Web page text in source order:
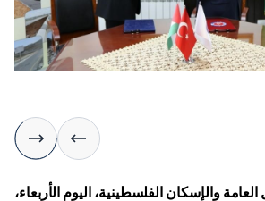
والإسكان الفلسطينية، اليوم الأربعاء،